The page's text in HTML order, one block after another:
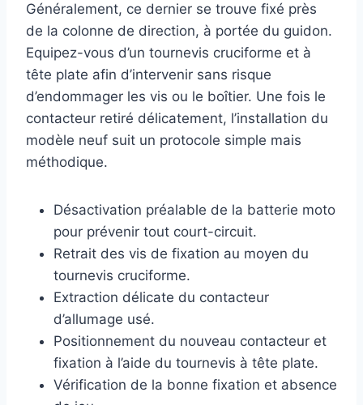
Généralement, ce dernier se trouve fixé près
de la colonne de direction, à portée du guidon.
Equipez-vous d’un tournevis cruciforme et à
tête plate afin d’intervenir sans risque
d’endommager les vis ou le boîtier. Une fois le
contacteur retiré délicatement, l’installation du
modèle neuf suit un protocole simple mais
méthodique.
Désactivation préalable de la batterie moto
pour prévenir tout court-circuit.
Retrait des vis de fixation au moyen du
tournevis cruciforme.
Extraction délicate du contacteur
d’allumage usé.
Positionnement du nouveau contacteur et
fixation à l’aide du tournevis à tête plate.
Vérification de la bonne fixation et absence